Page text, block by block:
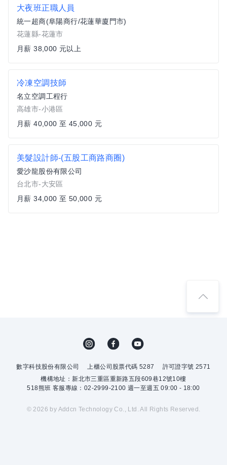
大夜班正職人員
統一超商(阜陽商行/花蓮華廈門市)
花蓮縣-花蓮市
月薪 38,000 元以上
冷凍空調技師
名立空調工程行
高雄市-小港區
月薪 40,000 至 45,000 元
美髮設計師-(五股工商路商圈)
愛沙龍股份有限公司
台北市-大安區
月薪 34,000 至 50,000 元
數字科技股份有限公司 上櫃公司股票代碼 5287
許可證字號 2571
機構地址：新北市三重區重新路五段609巷12號10樓
518熊班 客服專線：02-2999-2100 週一至週五 09:00 - 18:00
© 2026 by Addcn Technology Co., Ltd. All Rights Reserved.